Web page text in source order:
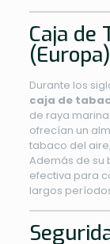
Caja de
Durante los
caja de
de raya
ofrecían un
tabaco del
Además de su
efectiva para
largos